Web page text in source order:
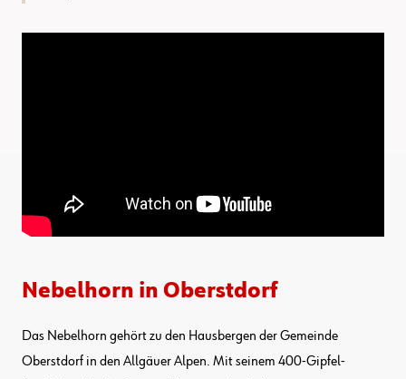
Nebelhorn in Oberstdorf
Das Nebelhorn gehört zu den Hausbergen der Gemeinde
Oberstdorf in den Allgäuer Alpen. Mit seinem 400-Gipfel-